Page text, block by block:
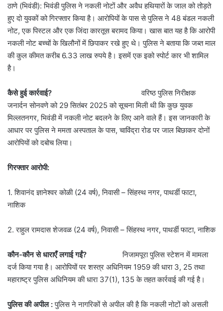
ठाणे (भिवंडी): भिवंडी पुलिस ने नकली नोटों और अवैध हथियारों के जाल को तोड़ते
हुए दो युवकों को गिरफ्तार किया है। आरोपियों के पास से पुलिस ने 48 बंडल नकली
नोट, एक पिस्टल और एक जिंदा कारतूस बरामद किया। खास बात यह है कि आरोपी
नकली नोट बच्चों के खिलौनों में छिपाकर रखे हुए थे। पुलिस ने बताया कि जब्त माल
की कुल कीमत करीब 6.33 लाख रुपये है। इसमें एक इको स्पोर्ट कार भी शामिल
है।
कैसे हुई कार्रवाई?
वरिष्ठ पुलिस निरीक्षक
जनार्दन सोनवणे को 29 सितंबर 2025 को सूचना मिली थी कि कुछ युवक
मिल्लतनगर, भिवंडी में नकली नोट बदलने के लिए आने वाले हैं। इस जानकारी के
आधार पर पुलिस ने ममता अस्पताल के पास, चाविंद्रा रोड पर जाल बिछाकर दोनों
आरोपियों को दबोच लिया।
गिरफ्तार आरोपी:
1. शिवानंद ज्ञानेश्वर कोळी (24 वर्ष), निवासी – सिंहस्थ नगर, पाथर्डी फाटा,
नाशिक
2. राहुल रामदास शेजवळ (24 वर्ष), निवासी – सिंहस्थ नगर, पाथर्डी फाटा, नाशिक
कौन-कौन से धाराएँ लगाई गईं?
निजामपूरा पुलिस स्टेशन में मामला
दर्ज किया गया है। आरोपियों पर शस्त्र अधिनियम 1959 की धारा 3, 25 तथा
महाराष्ट्र पुलिस अधिनियम की धारा 37(1), 135 के तहत कार्रवाई की गई है।
पुलिस की अपील :पुलिस ने नागरिकों से अपील की है कि नकली नोटों को असली